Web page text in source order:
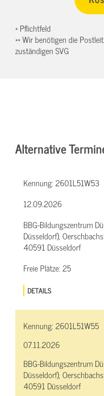
* Pflichtfeld
** Wir benötigen die
zuständigen SVG
Alternative
Kennung:2601L51W53
12.09.2026
BBG-Bildungszentrum
Düsseldorf),
40591 Düsseldorf
Freie Plätze:25
DETAILS
Kennung:2601L51W55
07.11.2026
BBG-Bildungszentrum
Düsseldorf),
40591 Düsseldorf